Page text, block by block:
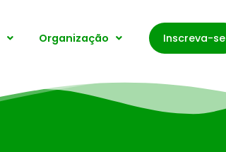
Organização Inscreva-se